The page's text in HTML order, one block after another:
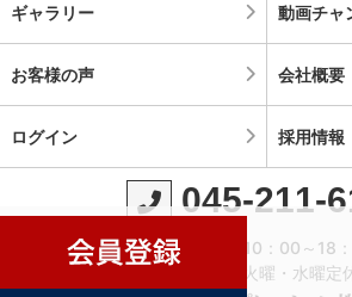
ギャラリー 動画チャ
お客様の声 会社概要
ログイン 採用情報
045-211-
営業時間：10：00～18
定休日：火曜・水曜定